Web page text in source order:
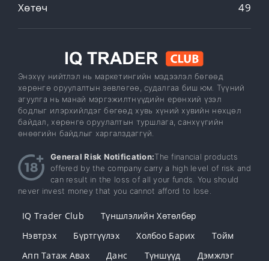
Хөтөч 49
Энэхүү нийтлэл нь маркетингийн мэдээлэл бөгөөд
хөрөнгө оруулалтын зөвлөгөө, судалгаа биш юм. Түүний
агуулга нь манай мэргэжилтнүүдийн ерөнхий үзэл
бодлыг илэрхийлдэг бөгөөд хувь хүний ​​​​хувийн нөхцөл
байдал, хөрөнгө оруулалтын туршлага, санхүүгийн
өнөөгийн байдлыг харгалздаггүй.
General Risk Notification:The financial products
offered by the company carry a high level of risk and
can result in the loss of all your funds. You should
never invest money that you cannot afford to lose.
IQ Trader Club
Түншлэлийн Хөтөлбөр
Нэвтрэх
Бүртгүүлэх Холбоо Барих
Тойм
Апп Татаж Авах
Данс Түншүүд Дэмжлэг